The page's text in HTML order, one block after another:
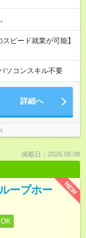
ピード就業が可能】
ソコンスキル不要
詳細へ
掲載日：2026.08.08
NEW
ープホー